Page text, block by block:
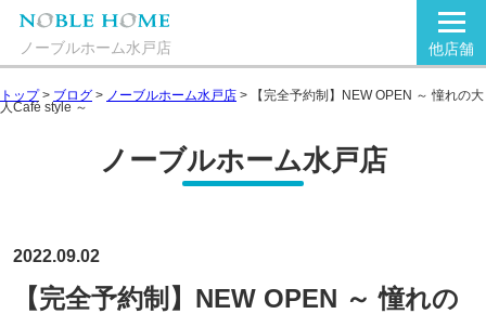
ノーブルホーム水戸店 他店舗
トップ> ブログ > ノーブルホーム水戸店 > 【完全予約制】NEW OPEN ～ 憧れの大
人Café style ～
ノーブルホーム水戸店
2022.09.02
【完全予約制】NEW OPEN ～ 憧れの